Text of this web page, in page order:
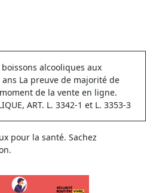
alcooliques aux
La preuve de majorité de
de la vente en ligne.
ART. L. 3342-1 et L. 3353-3
pour la santé. Sachez